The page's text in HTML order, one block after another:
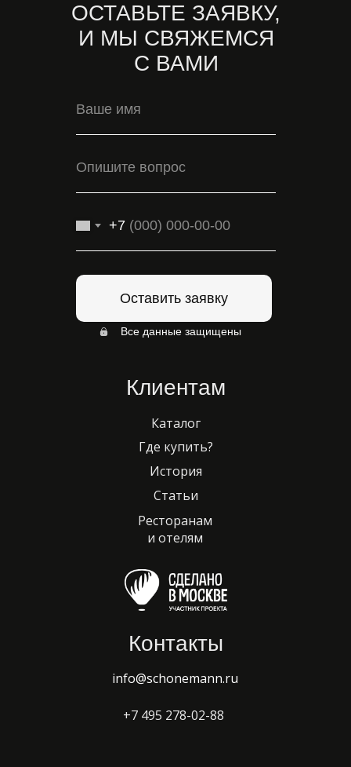
Где купить?
История
Статьи
Клиентам
info@schonemann.ru
Контакты
ОСТАВЬТЕ ЗАЯВКУ,
И МЫ СВЯЖЕМСЯ
С ВАМИ
Каталог
+7
Оставить заявку
Ресторанам
и отелям
+7 495 278-02-88
Все данные защищены